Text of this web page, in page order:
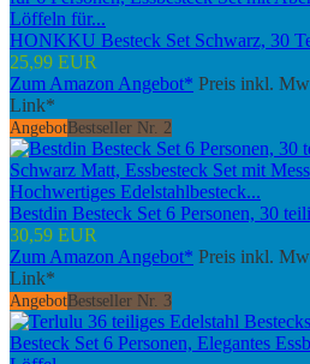
HONKKU Besteck Set Schwarz, 30
25,99 EUR
Zum Amazon Angebot* Preis inkl.
Link*
AngebotBestseller Nr. 2
Bestdin Besteck Set 6 Personen, 30
30,59 EUR
Zum Amazon Angebot* Preis inkl.
Link*
AngebotBestseller Nr. 3